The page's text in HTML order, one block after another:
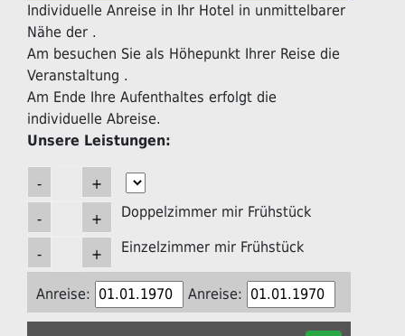
Individuelle Anreise in Ihr Hotel in unmittelbarer
Nähe der .
Am besuchen Sie als Höhepunkt Ihrer Reise die
Veranstaltung .
Am Ende Ihre Aufenthaltes erfolgt die
individuelle Abreise.
Unsere Leistungen:
Doppelzimmer mir Frühstück
Einzelzimmer mir Frühstück
Anreise: Anreise: